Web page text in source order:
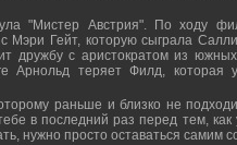
"Мистер Австрия". По ходу
Мэри Гейт, которую сыграла
дружбу с аристократом из
Арнольд теряет Филд, которая
раньше и близко не
в последний раз перед тем, как
нужно просто оставаться самим